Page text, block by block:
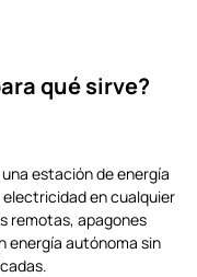
qué sirve?
estación de energía
en cualquier
remotas, apagones
energía autónoma sin